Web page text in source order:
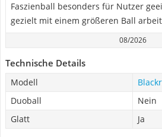
Faszienball besonders für Nutzer
gezielt mit einem größeren Ball
08/2026
Technische Details
Modell
Duoball
Nein
Glatt
Ja